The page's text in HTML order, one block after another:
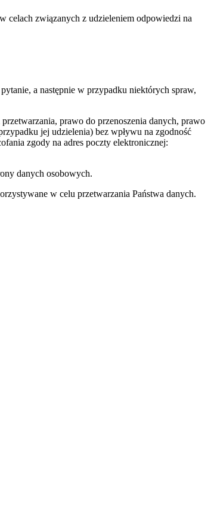
celach związanych z udzieleniem odpowiedzi na
a następnie w przypadku niektórych spraw,
prawo do przenoszenia danych, prawo
jej udzielenia) bez wpływu na zgodność
zgody na adres poczty elektronicznej:
danych osobowych.
w celu przetwarzania Państwa danych.